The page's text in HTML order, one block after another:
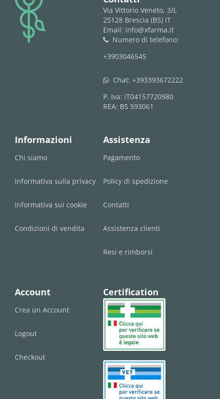
logo
Via Vittorio Veneto, 3/L
25128 Brescia (BS) IT
Email: info@xfarma.it
phone
Numero di telefono:
+3903046545
whatsapp Chat: +393393672222
P. Iva: IT04157720980
REA: BS 593061
Informazioni
Chi siamo
Informativa sulla privacy
Informativa sui cookie
Condizioni di vendita
Assistenza
Pagamento
Policy di spedizione
Contatti
Assistenza clienti
Resi e rimborsi
Account
Crea un Account
Logout
Checkout
Certification